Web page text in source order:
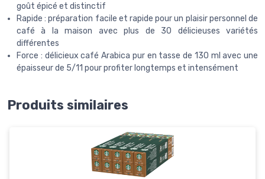
goût épicé et distinctif
Rapide : préparation facile et rapide pour un plaisir personnel de
café à la maison avec plus de 30 délicieuses variétés
différentes
Force : délicieux café Arabica pur en tasse de 130 ml avec une
épaisseur de 5/11 pour profiter longtemps et intensément
Produits similaires